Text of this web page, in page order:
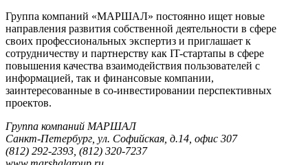
Группа компаний «МАРШАЛ» постоянно ищет новые
направления развития собственной деятельности в сфере
своих профессиональных экспертиз и приглашает к
сотрудничеству и партнерству как IT-стартапы в сфере
повышения качества взаимодействия пользователей с
информацией, так и финансовые компании,
заинтересованные в со-инвестировании перспективных
проектов.
Группа компаний МАРШАЛ
Санкт-Петербург, ул. Софийская, д.14, офис 307
(812) 292-2393, (812) 320-7237